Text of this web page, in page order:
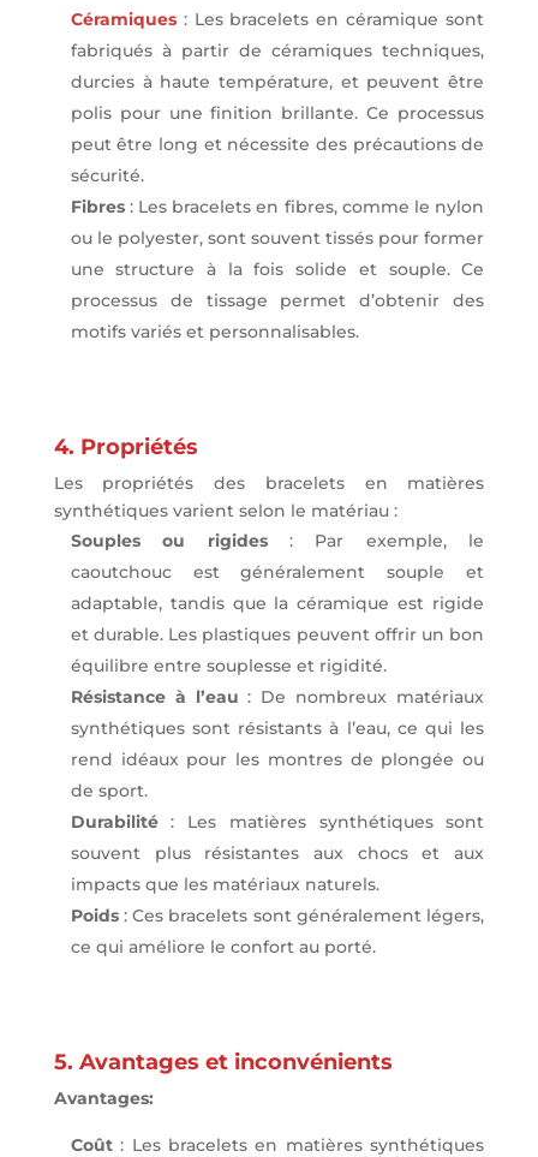
Céramiques: Les bracelets en céramique sont
fabriqués à partir de céramiques techniques,
durcies à haute température, et peuvent être
polis pour une finition brillante. Ce processus
peut être long et nécessite des précautions de
sécurité.
Fibres: Les bracelets en fibres, comme le nylon
ou le polyester, sont souvent tissés pour former
une structure à la fois solide et souple. Ce
processus de tissage permet d’obtenir des
motifs variés et personnalisables.
4. Propriétés
Les propriétés des bracelets en matières
synthétiques varient selon le matériau :
Souples ou rigides: Par exemple, le
caoutchouc est généralement souple et
adaptable, tandis que la céramique est rigide
et durable. Les plastiques peuvent offrir un bon
équilibre entre souplesse et rigidité.
Résistance à l’eau : De nombreux matériaux
synthétiques sont résistants à l’eau, ce qui les
rend idéaux pour les montres de plongée ou
de sport.
Durabilité: Les matières synthétiques sont
souvent plus résistantes aux chocs et aux
impacts que les matériaux naturels.
Poids: Ces bracelets sont généralement légers,
ce qui améliore le confort au porté.
5. Avantages et inconvénients
Avantages:
Coût: Les bracelets en matières synthétiques